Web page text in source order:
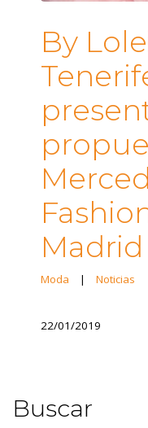
By
Madrid
Moda | Noticias
22/01/2019
Buscar